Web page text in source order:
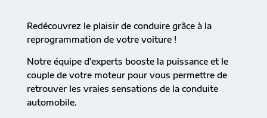
Redécouvrez le plaisir de conduire grâce à la
reprogrammation de votre voiture !
Notre équipe d’experts booste la puissance et le
couple de votre moteur pour vous permettre de
retrouver les vraies sensations de la conduite
automobile.